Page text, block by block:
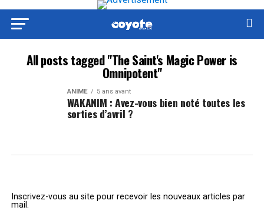
All posts tagged "The Saint's Magic Power is
Omnipotent"
ANIME 5 ans avant
WAKANIM : Avez-vous bien noté toutes les
sorties d’avril ?
Inscrivez-vous au site pour recevoir les nouveaux articles par
mail.